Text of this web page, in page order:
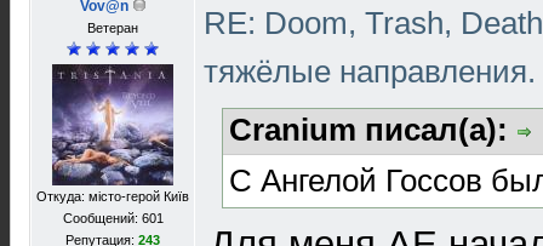
Vov@n
Ветеран
Откуда: місто-герой Київ
Сообщений: 601
Репутация: 243
RE: Doom, Trash,
тяжёлые направления.
Cranium писал(а):
С Ангелой Госсов